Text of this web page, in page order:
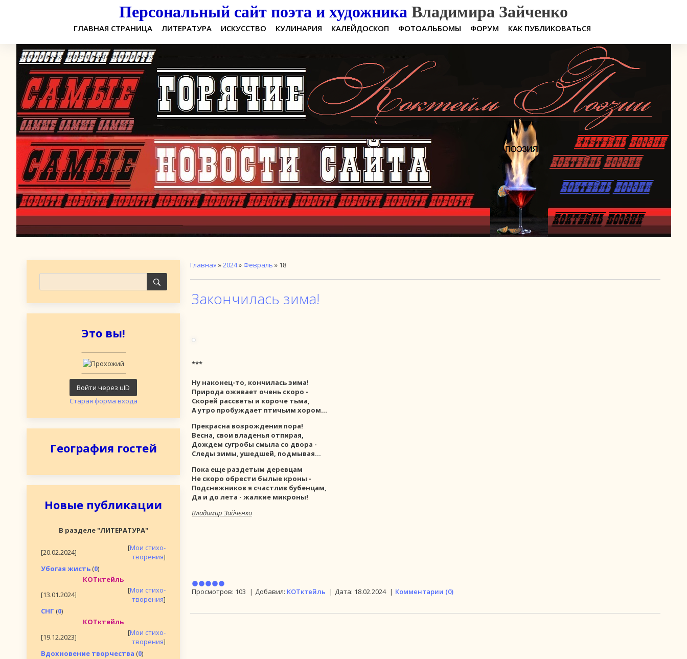
Персональный сайт поэта и художника Владимира Зайченко
ГЛАВНАЯ СТРАНИЦА ЛИТЕРАТУРА ИСКУССТВО КУЛИНАРИЯ КАЛЕЙДОСКОП ФОТОАЛЬБОМЫ ФОРУМ КАК ПУБЛИКОВАТЬСЯ
Это вы!
Войти через uID
Старая форма входа
География гостей
Новые публикации
В разделе "ЛИТЕРАТУРА"
[20.02.2024] [Мои стихо-
творения]
Убогая жисть (0)
КОТктейль
[13.01.2024]
[Мои стихо-
творения]
СНГ (0)
КОТктейль
[19.12.2023]
[Мои стихо-
творения]
Вдохновение творчества (0)
Главная »2024» Февраль » 18
Закончилась зима!
***
Ну наконец-то, кончилась зима!
Природа оживает очень скоро -
Скорей рассветы и короче тьма,
А утро пробуждает птичьим хором...
Прекрасна возрождения пора!
Весна, свои владенья отпирая,
Дождем сугробы смыла со двора -
Следы зимы, ушедшей, подмывая...
Пока еще раздетым деревцам
Не скоро обрести былые кроны -
Подснежников я счастлив бубенцам,
Да и до лета - жалкие микроны!
Владимир Зайченко
Просмотров: 103 | Добавил: КОТктейль | Дата: 18.02.2024 | Комментарии (0)